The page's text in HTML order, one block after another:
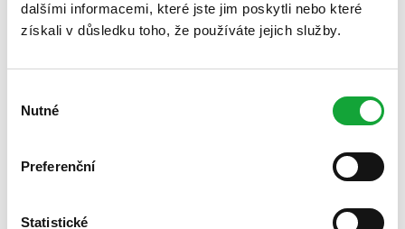
dalšími informacemi, které jste jim poskytli nebo které
získali v důsledku toho, že používáte jejich služby.
souhlasu
Nutné
Preferenční
Statistické